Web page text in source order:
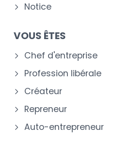
Notice
VOUS ÊTES
Chef d'entreprise
Profession libérale
Créateur
Repreneur
Auto-entrepreneur